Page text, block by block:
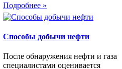
Подробнее »
Способы добычи нефти
После обнаружения нефти и газа
специалистами оценивается